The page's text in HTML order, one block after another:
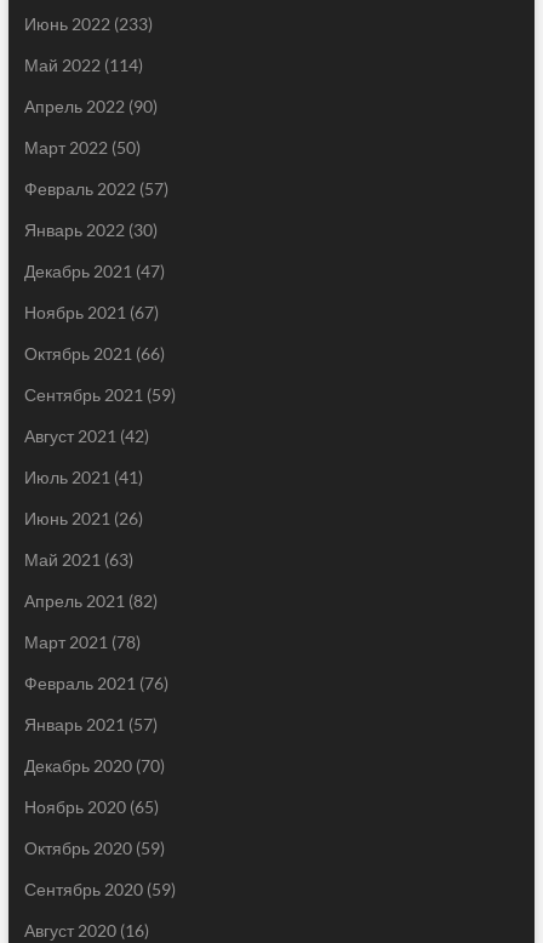
Июнь 2022 (233)
Май 2022 (114)
Апрель 2022 (90)
Март 2022 (50)
Февраль 2022 (57)
Январь 2022 (30)
Декабрь 2021 (47)
Ноябрь 2021 (67)
Октябрь 2021 (66)
Сентябрь 2021 (59)
Август 2021 (42)
Июль 2021 (41)
Июнь 2021 (26)
Май 2021 (63)
Апрель 2021 (82)
Март 2021 (78)
Февраль 2021 (76)
Январь 2021 (57)
Декабрь 2020(70)
Ноябрь 2020(65)
Октябрь 2020(59)
Сентябрь 2020(59)
Август 2020(16)